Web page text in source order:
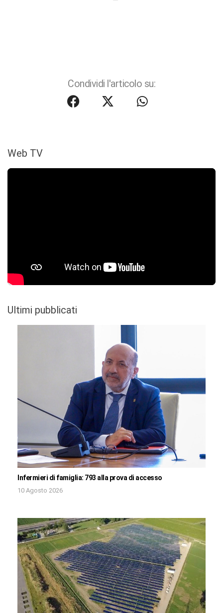
Condividi l'articolo su:
Web TV
Ultimi pubblicati
Infermieri di famiglia: 793 alla prova di accesso
10 Agosto 2026